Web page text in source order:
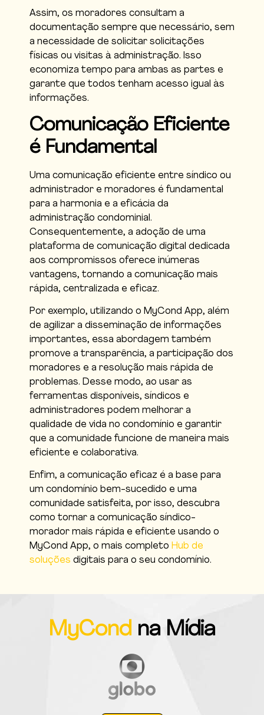
Assim, os moradores consultam a
documentação sempre que necessário, sem
a necessidade de solicitar solicitações
físicas ou visitas à administração. Isso
economiza tempo para ambas as partes e
garante que todos tenham acesso igual às
informações.
Comunicação Eficiente
é Fundamental
Uma comunicação eficiente entre síndico ou
administrador e moradores é fundamental
para a harmonia e a eficácia da
administração condominial.
Consequentemente, a adoção de uma
plataforma de comunicação digital dedicada
aos compromissos oferece inúmeras
vantagens, tornando a comunicação mais
rápida, centralizada e eficaz.
Por exemplo, utilizando o MyCond App, além
de agilizar a disseminação de informações
importantes, essa abordagem também
promove a transparência, a participação dos
moradores e a resolução mais rápida de
problemas. Desse modo, ao usar as
ferramentas disponíveis, síndicos e
administradores podem melhorar a
qualidade de vida no condomínio e garantir
que a comunidade funcione de maneira mais
eficiente e colaborativa.
Enfim, a comunicação eficaz é a base para
um condomínio bem-sucedido e uma
comunidade satisfeita, por isso, descubra
como tornar a comunicação síndico-
morador mais rápida e eficiente usando o
MyCond App, o mais completo Hub de
soluções digitais para o seu condomínio.
MyCond na Mídia